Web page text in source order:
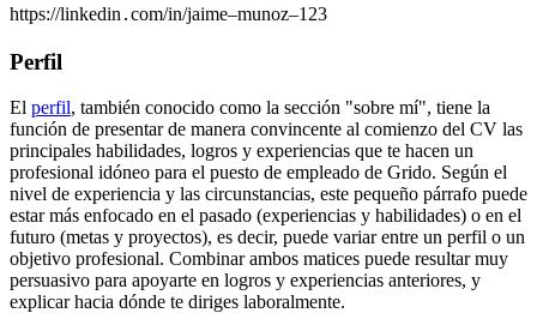
https://linkedin․com/in/jaime–munoz–123
Perfil
El perfil, también conocido como la sección "sobre mí", tiene la
función de presentar de manera convincente al comienzo del CV las
principales habilidades, logros y experiencias que te hacen un
profesional idóneo para el puesto de empleado de Grido. Según el
nivel de experiencia y las circunstancias, este pequeño párrafo puede
estar más enfocado en el pasado (experiencias y habilidades) o en el
futuro (metas y proyectos), es decir, puede variar entre un perfil o un
objetivo profesional. Combinar ambos matices puede resultar muy
persuasivo para apoyarte en logros y experiencias anteriores, y
explicar hacia dónde te diriges laboralmente.